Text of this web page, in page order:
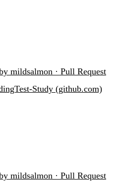
mildsalmon · Pull Request
Study (github.com)
mildsalmon · Pull Request